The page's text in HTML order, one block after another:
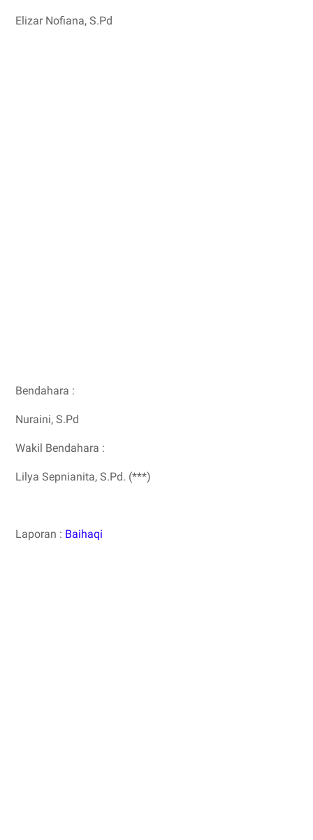
Elizar Nofiana, S.Pd
Bendahara :
Nuraini, S.Pd
Wakil Bendahara :
Lilya Sepnianita, S.Pd. (***)
Laporan : Baihaqi